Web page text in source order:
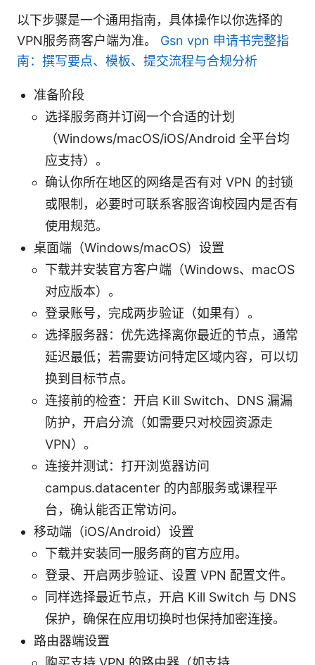
以下步骤是一个通用指南，具体操作以你选择的
VPN服务商客户端为准。 Gsn vpn 申请书完整指
南：撰写要点、模板、提交流程与合规分析
准备阶段
选择服务商并订阅一个合适的计划
（Windows/macOS/iOS/Android 全平台均
应支持）。
确认你所在地区的网络是否有对 VPN 的封锁
或限制，必要时可联系客服咨询校园内是否有
使用规范。
桌面端（Windows/macOS）设置
下载并安装官方客户端（Windows、macOS
对应版本）。
登录账号，完成两步验证（如果有）。
选择服务器：优先选择离你最近的节点，通常
延迟最低；若需要访问特定区域内容，可以切
换到目标节点。
连接前的检查：开启 Kill Switch、DNS 漏漏
防护，开启分流（如需要只对校园资源走
VPN）。
连接并测试：打开浏览器访问
campus.datacenter 的内部服务或课程平
台，确认能否正常访问。
移动端（iOS/Android）设置
下载并安装同一服务商的官方应用。
登录、开启两步验证、设置 VPN 配置文件。
同样选择最近节点，开启 Kill Switch 与 DNS
保护，确保在应用切换时也保持加密连接。
路由器端设置